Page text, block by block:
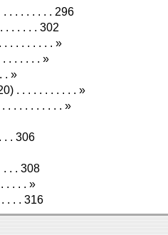
. . . . . . . . 296
. . . . . . 302
. . . . . . . . »
. . . . . . »
. »
. . . . . . . . . . . »
. . . . . . . . . . »
. . 306
. . . 308
. . . . »
. . . 316